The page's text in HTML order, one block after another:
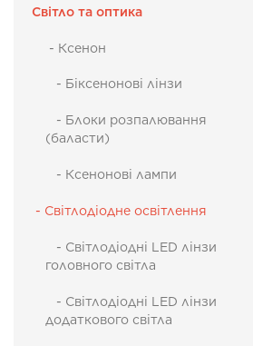
Світло та оптика
- Ксенон
- Біксенонові лінзи
- Блоки розпалювання
(баласти)
- Ксенонові лампи
- Світлодіодне освітлення
- Світлодіодні LED лінзи
головного світла
- Світлодіодні LED лінзи
додаткового світла